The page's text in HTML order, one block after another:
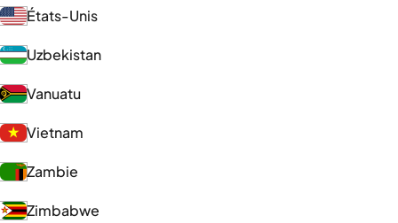
États-Unis
Uzbekistan
Vanuatu
Vietnam
Zambie
Zimbabwe